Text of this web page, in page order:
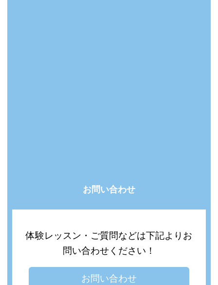
お問い合わせ
体験レッスン・ご質問などは下記よりお
問い合わせください！
お問い合わせ